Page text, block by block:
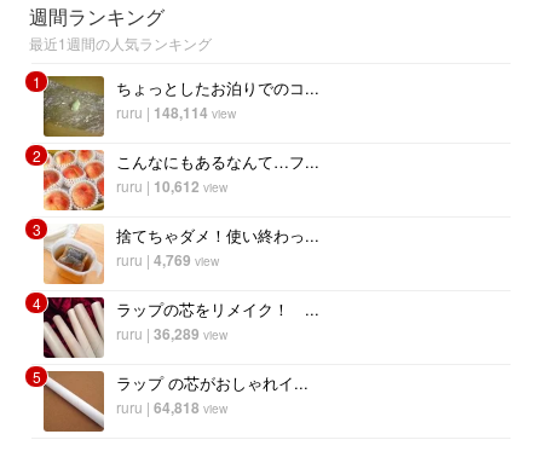
週間ランキング
最近1週間の人気ランキング
1
ちょっとしたお泊りでのコ...
ruru | 148,114 view
2 こんなにもあるなんて…フ...
ruru | 10,612 view
3 捨てちゃダメ！使い終わっ...
ruru | 4,769 view
4 ラップの芯をリメイク！ ...
ruru | 36,289 view
5 ラップ の芯がおしゃれイ...
ruru | 64,818 view